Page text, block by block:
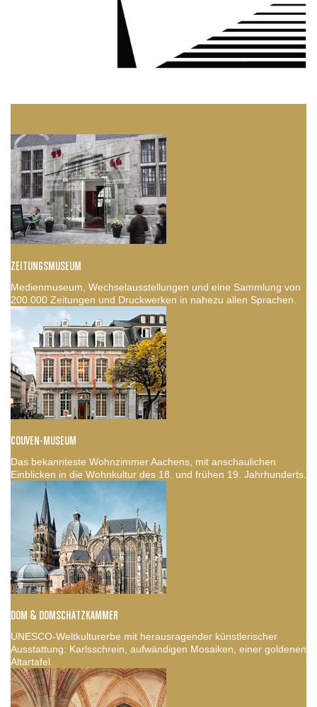
ZEITUNGSMUSEUM
Medienmuseum, Wechselausstellungen und eine Sammlung von
200.000 Zeitungen und Druckwerken in nahezu allen Sprachen.
COUVEN-MUSEUM
Das bekannteste Wohnzimmer Aachens, mit anschaulichen
Einblicken in die Wohnkultur des 18. und frühen 19. Jahrhunderts.
DOM & DOMSCHATZKAMMER
UNESCO-Weltkulturerbe mit herausragender künstlerischer
Ausstattung: Karlsschrein, aufwändigen Mosaiken, einer goldenen
Altartafel.